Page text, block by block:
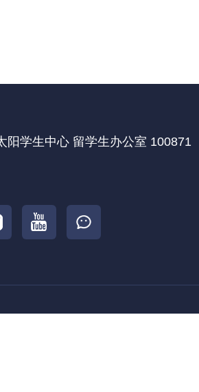
阳学生中心 留学生办公室 100871